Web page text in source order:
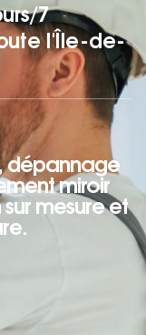
7
l'Île-de-
dépannage
miroir
mesure et